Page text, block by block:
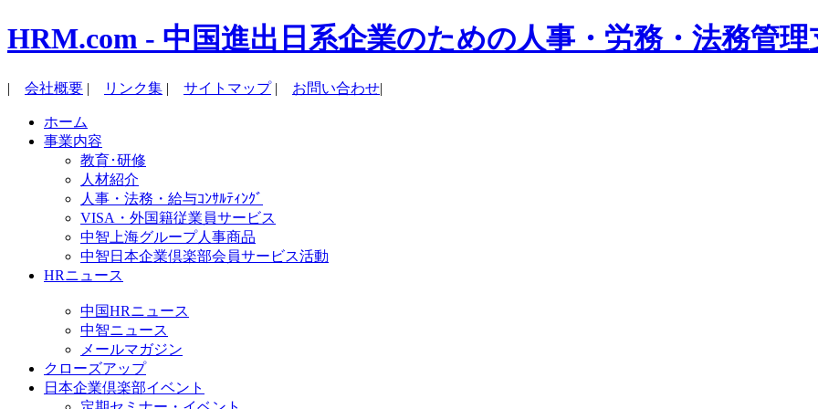
HRM.com - 中国進出日系企業のための人事・労務・法務管理
| 会社概要 | リンク集 | サイトマップ| お問い合わせ|
ホーム
事業内容
教育･研修
人材紹介
人事・法務・給与ｺﾝｻﾙﾃｨﾝｸﾞ
VISA・外国籍従業員サービス
中智上海グループ人事商品
中智日本企業倶楽部会員サービス活動
HRニュース
中国HRニュース
中智ニュース
メールマガジン
クローズアップ
日本企業倶楽部イベント